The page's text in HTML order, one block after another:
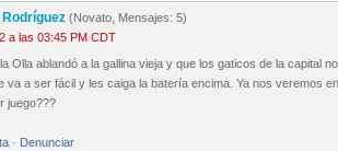
Rodríguez (Novato, Mensajes: 5)
a las 03:45 PM CDT
Olla ablandó a la gallina vieja y que los gaticos de la capital
va a ser fácil y les caiga la batería encima. Ya nos veremos
juego???
· Denunciar